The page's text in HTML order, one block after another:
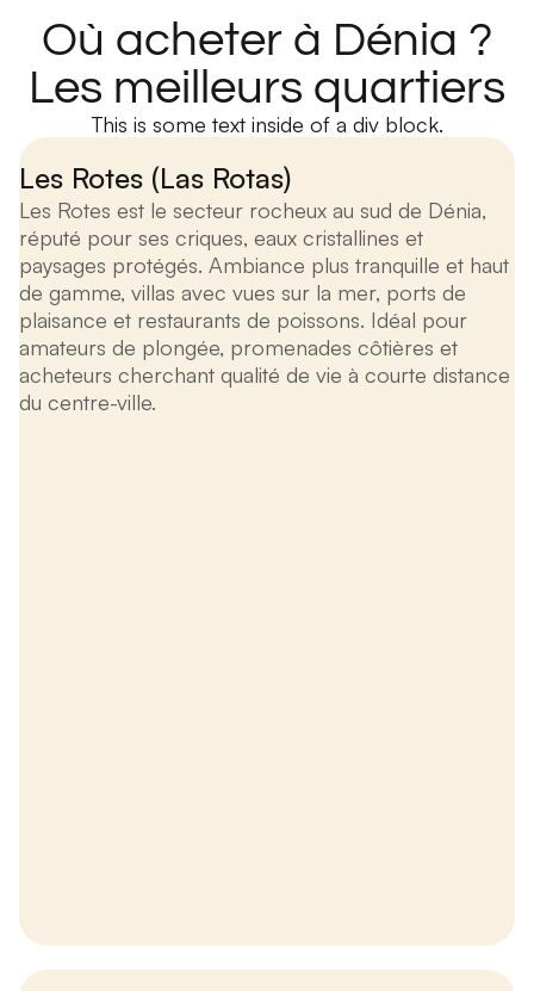
Où acheter à Dénia ?
Les meilleurs quartiers
This is some text inside of a div block.
Les Rotes (Las Rotas)
Les Rotes est le secteur rocheux au sud de Dénia,
réputé pour ses criques, eaux cristallines et
paysages protégés. Ambiance plus tranquille et haut
de gamme, villas avec vues sur la mer, ports de
plaisance et restaurants de poissons. Idéal pour
amateurs de plongée, promenades côtières et
acheteurs cherchant qualité de vie à courte distance
du centre-ville.